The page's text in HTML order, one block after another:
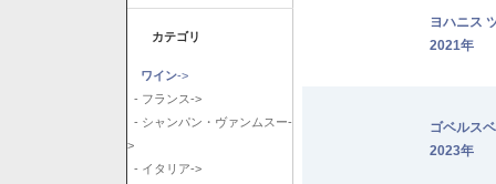
カテゴリ
ワイン->
- フランス->
- シャンパン・ヴァンムスー-
>
- イタリア->
ヨハニス
2021年
ゴベルス
2023年